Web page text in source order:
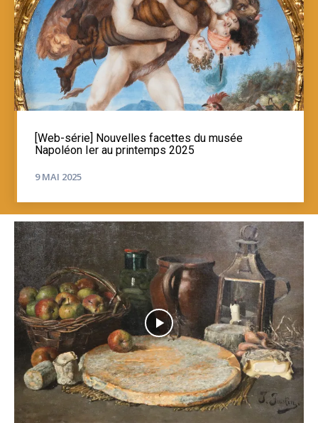
[Web-série] Nouvelles facettes du musée
Napoléon Ier au printemps 2025
9 MAI 2025